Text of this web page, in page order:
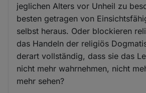
jeglichen Alters vor Unheil zu
besten getragen von
selbst heraus. Oder blockieren
das Handeln der religiös
derart vollständig, dass sie das
nicht mehr wahrnehmen, nicht
mehr sehen?